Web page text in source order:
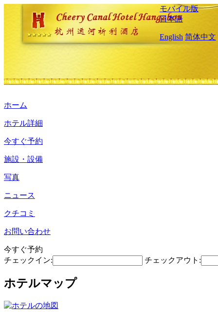
モバイル版
日本語
English 简体中文
ホーム
ホテル詳細
今すぐ予約
施設・設備
写真
ニュース
クチコミ
お問い合わせ
今すぐ予約
チェックイン:
チェックアウト:
ホテルマップ